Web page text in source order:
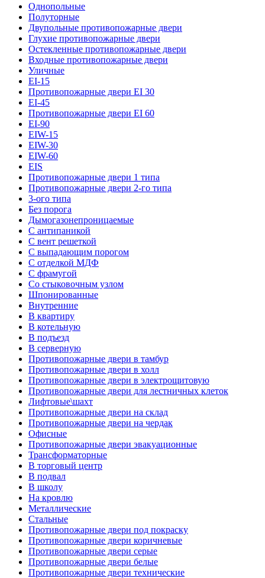
Однопольные
Полуторные
Двупольные противопожарные двери
Глухие противопожарные двери
Остекленные противопожарные двери
Входные противопожарные двери
Уличные
EI-15
Противопожарные двери EI 30
EI-45
Противопожарные двери EI 60
EI-90
EIW-15
EIW-30
EIW-60
EIS
Противопожарные двери 1 типа
Противопожарные двери 2-го типа
3-ого типа
Без порога
Дымогазонепроницаемые
С антипаникой
С вент решеткой
С выпадающим порогом
С отделкой МДФ
С фрамугой
Со стыковочным узлом
Шпонированные
Внутренние
В квартиру
В котельную
В подъезд
В серверную
Противопожарные двери в тамбур
Противопожарные двери в холл
Противопожарные двери в электрощитовую
Противопожарные двери для лестничных клеток
Лифтовые\шахт
Противопожарные двери на склад
Противопожарные двери на чердак
Офисные
Противопожарные двери эвакуационные
Трансформаторные
В торговый центр
В подвал
В школу
На кровлю
Металлические
Стальные
Противопожарные двери под покраску
Противопожарные двери коричневые
Противопожарные двери серые
Противопожарные двери белые
Противопожарные двери технические